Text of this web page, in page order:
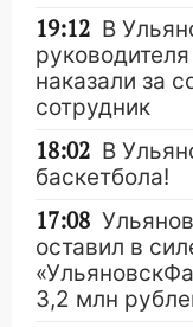
19:12 В
наказали за
сотрудник
18:02 В
баскетбола!
17:08
оставил в
3,2 млн